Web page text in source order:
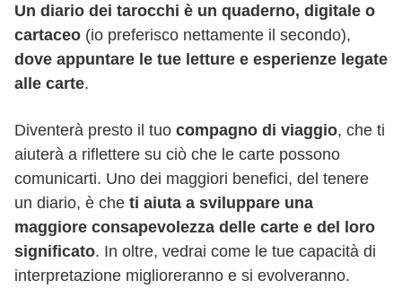
Un diario dei tarocchi è un quaderno, digitale o
cartaceo (io preferisco nettamente il secondo),
dove appuntare le tue letture e esperienze legate
alle carte.
Diventerà presto il tuo compagno di viaggio, che ti
aiuterà a riflettere su ciò che le carte possono
comunicarti. Uno dei maggiori benefici, del tenere
un diario, è che ti aiuta a sviluppare una
maggiore consapevolezza delle carte e del loro
significato. In oltre, vedrai come le tue capacità di
interpretazione miglioreranno e si evolveranno.